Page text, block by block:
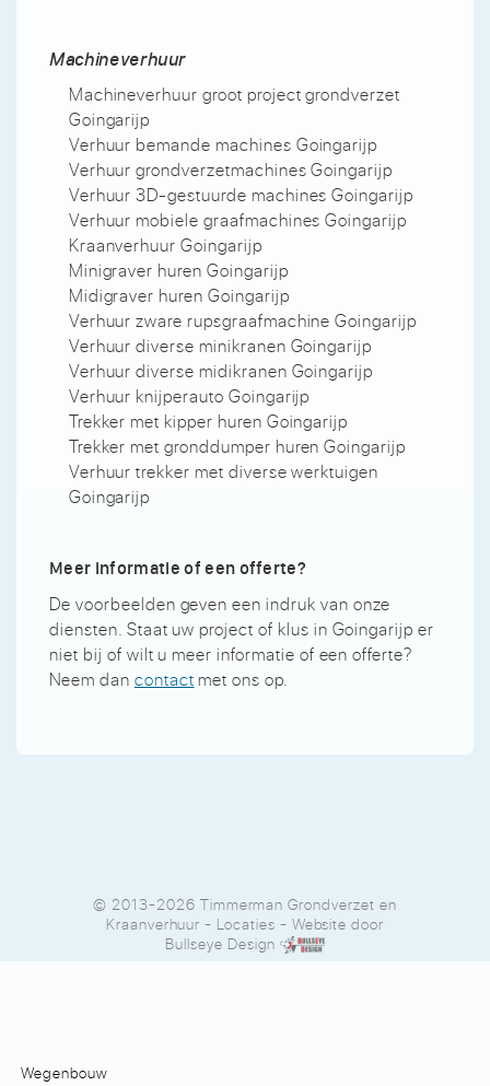
Machineverhuur
Machineverhuur groot project grondverzet
Goingarijp
Verhuur bemande machines Goingarijp
Verhuur grondverzetmachines Goingarijp
Verhuur 3D-gestuurde machines Goingarijp
Verhuur mobiele graafmachines Goingarijp
Kraanverhuur Goingarijp
Minigraver huren Goingarijp
Midigraver huren Goingarijp
Verhuur zware rupsgraafmachine Goingarijp
Verhuur diverse minikranen Goingarijp
Verhuur diverse midikranen Goingarijp
Verhuur knijperauto Goingarijp
Trekker met kipper huren Goingarijp
Trekker met gronddumper huren Goingarijp
Verhuur trekker met diverse werktuigen
Goingarijp
Meer informatie of een offerte?
De voorbeelden geven een indruk van onze
diensten. Staat uw project of klus in Goingarijp er
niet bij of wilt u meer informatie of een offerte?
Neem dan contactmet ons op.
© 2013-2026 Timmerman Grondverzet en
Kraanverhuur- Locaties - Website door
Bullseye Design
Wegenbouw